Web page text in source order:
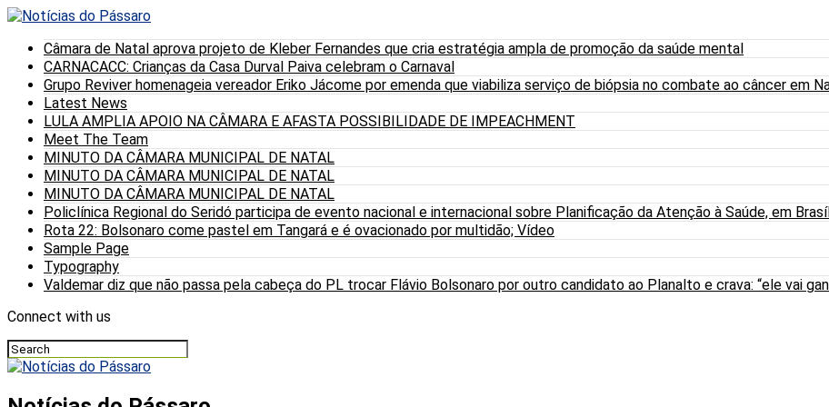
Câmara de Natal aprova projeto de Kleber Fernandes que cria estratégia ampla de promoção da saúde mental
CARNACACC: Crianças da Casa Durval Paiva celebram o Carnaval
Grupo Reviver homenageia vereador Eriko Jácome por emenda que viabiliza serviço de biópsia no combate ao câncer em
Latest News
LULA AMPLIA APOIO NA CÂMARA E AFASTA POSSIBILIDADE DE IMPEACHMENT
Meet The Team
MINUTO DA CÂMARA MUNICIPAL DE NATAL
MINUTO DA CÂMARA MUNICIPAL DE NATAL
MINUTO DA CÂMARA MUNICIPAL DE NATAL
Policlínica Regional do Seridó participa de evento nacional e internacional sobre Planificação da Atenção à Saúde, em
Rota 22: Bolsonaro come pastel em Tangará e é ovacionado por multidão; Vídeo
Sample Page
Typography
Valdemar diz que não passa pela cabeça do PL trocar Flávio Bolsonaro por outro candidato ao Planalto e crava: “ele vai
Connect with us